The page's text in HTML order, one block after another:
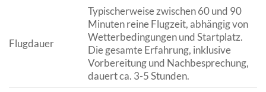
Flugdauer
Typischerweise zwischen 60 und 90
Minuten reine Flugzeit, abhängig von
Wetterbedingungen und Startplatz.
Die gesamte Erfahrung, inklusive
Vorbereitung und Nachbesprechung,
dauert ca. 3-5 Stunden.